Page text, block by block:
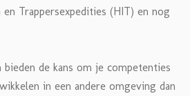
en Trappersexpedities (HIT) en nog
de kans om je competenties
in een andere omgeving dan